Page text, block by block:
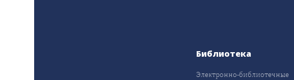
Библиотека
Электронно-библиотечные